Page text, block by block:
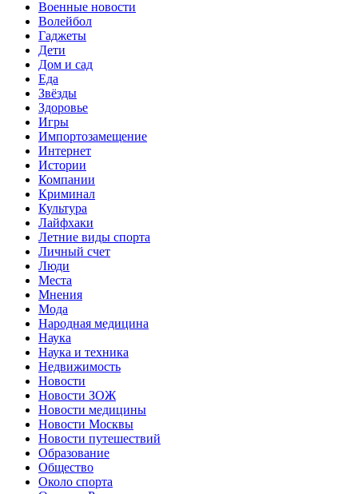
Военные новости
Волейбол
Гаджеты
Дети
Дом и сад
Еда
Звёзды
Здоровье
Игры
Импортозамещение
Интернет
Истории
Компании
Криминал
Культура
Лайфхаки
Летние виды спорта
Личный счет
Люди
Места
Мнения
Мода
Народная медицина
Наука
Наука и техника
Недвижимость
Новости
Новости ЗОЖ
Новости медицины
Новости Москвы
Новости путешествий
Образование
Общество
Около спорта